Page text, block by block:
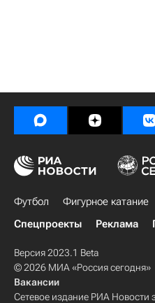
Футбол Фигурное катание
Спецпроекты
Реклама
Версия 2023.1 Beta
© 2026 МИА «Россия сегодня»
Вакансии
Сетевое издание РИА Новости